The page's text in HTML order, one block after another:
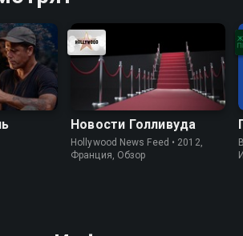
Новости Голливуда
Hollywood News Feed • 2012,
Франция, Обзор